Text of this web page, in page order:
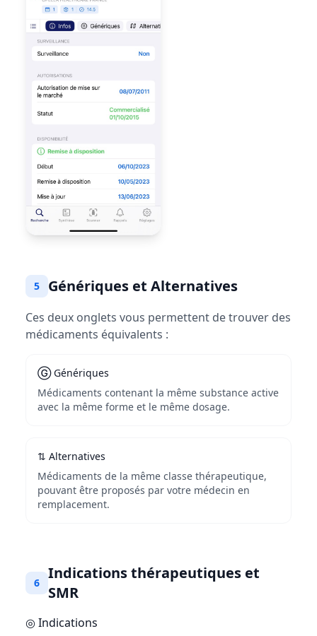
5 Génériques et Alternatives
Ces deux onglets vous permettent de trouver des
médicaments équivalents :
Ⓖ Génériques
Médicaments contenant la même substance active
avec la même forme et le même dosage.
⇅ Alternatives
Médicaments de la même classe thérapeutique,
pouvant être proposés par votre médecin en
remplacement.
6
Indications thérapeutiques et
SMR
◎ Indications